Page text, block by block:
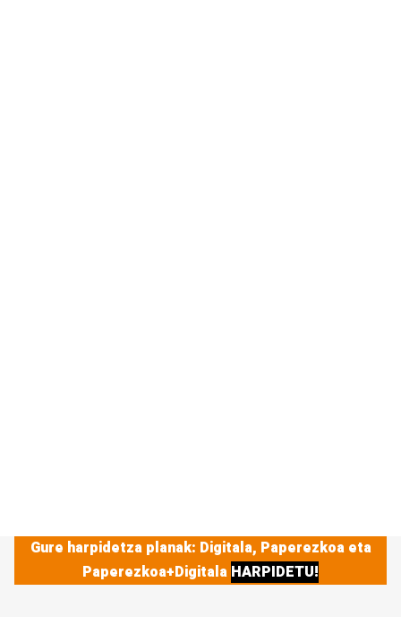
Gure harpidetza planak: Digitala, Paperezkoa eta
Paperezkoa+Digitala HARPIDETU!